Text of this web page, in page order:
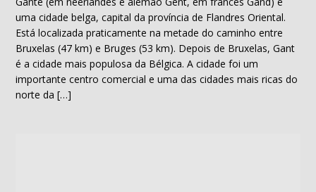
uma cidade belga, capital da província de Flandres Oriental.
Está localizada praticamente na metade do caminho entre
Bruxelas (47 km) e Bruges (53 km). Depois de Bruxelas, Gant
é a cidade mais populosa da Bélgica. A cidade foi um
importante centro comercial e uma das cidades mais ricas do
norte da […]